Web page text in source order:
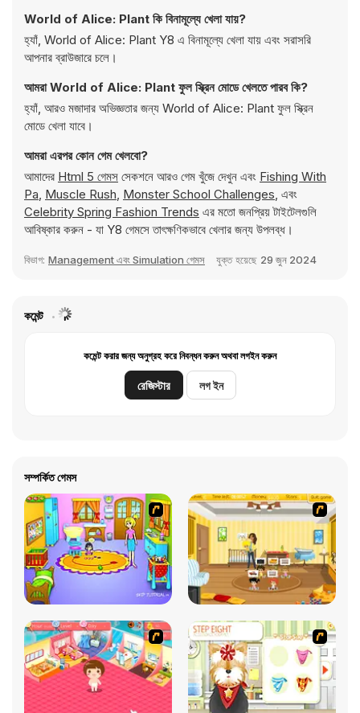
World of Alice: Plant কি বিনামূল্যে খেলা যায়?
হ্যাঁ, World of Alice: Plant Y8 এ বিনামূল্যে খেলা যায় এবং সরাসরি
আপনার ব্রাউজারে চলে।
আমরা World of Alice: Plant ফুল স্ক্রিন মোডে খেলতে পারব কি?
হ্যাঁ, আরও মজাদার অভিজ্ঞতার জন্য World of Alice: Plant ফুল স্ক্রিন
মোডে খেলা যাবে।
আমরা এরপর কোন গেম খেলবো?
আমাদের Html 5 গেমস সেকশনে আরও গেম খুঁজে দেখুন এবং Fishing With
Pa, Muscle Rush, Monster School Challenges, এবং
Celebrity Spring Fashion Trends এর মতো জনপ্রিয় টাইটেলগুলি
আবিষ্কার করুন - যা Y8 গেমসে তাৎক্ষণিকভাবে খেলার জন্য উপলব্ধ।
বিভাগ: Management এবং Simulation গেমস যুক্ত হয়েছে 29 জুন 2024
কমেন্ট
কমেন্ট করার জন্য অনুগ্রহ করে নিবন্ধন করুন অথবা লগইন করুন
রেজিস্টার লগ ইন
সম্পর্কিত গেমস